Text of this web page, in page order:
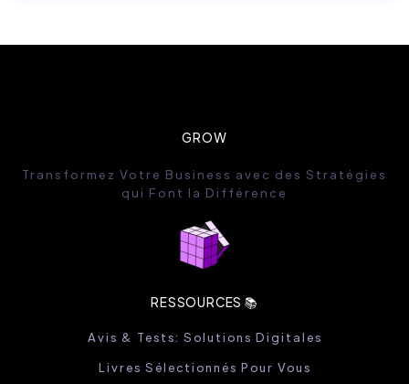
GROW
Transformez Votre Business avec des Stratégies
qui Font la Différence
RESSOURCES 📚
Avis & Tests: Solutions Digitales
Livres Sélectionnés Pour Vous